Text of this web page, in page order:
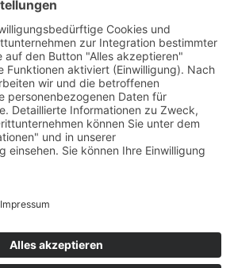
& Orientteppiche
bestellen
2026
Cookie-Einstellungen
MwSt.
entsprechen dem bisherigen Preis in